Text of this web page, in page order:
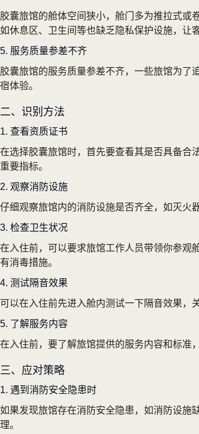
胶囊旅馆的舱体空间狭小，舱门多为推拉式或
如休息区、卫生间等也缺乏隐私保护设施，让
5. 服务质量参差不齐
胶囊旅馆的服务质量参差不齐，一些旅馆为了
宿体验。
二、识别方法
1. 查看资质证书
在选择胶囊旅馆时，首先要查看其是否具备合
重要指标。
2. 观察消防设施
仔细观察旅馆内的消防设施是否齐全，如灭火
3. 检查卫生状况
在入住前，可以要求旅馆工作人员带领你参观
有消毒措施。
4. 测试隔音效果
可以在入住前先进入舱内测试一下隔音效果，
5. 了解服务内容
在入住前，要了解旅馆提供的服务内容和标准
三、应对策略
1. 遇到消防安全隐患时
如果发现旅馆存在消防安全隐患，如消防设施
理。